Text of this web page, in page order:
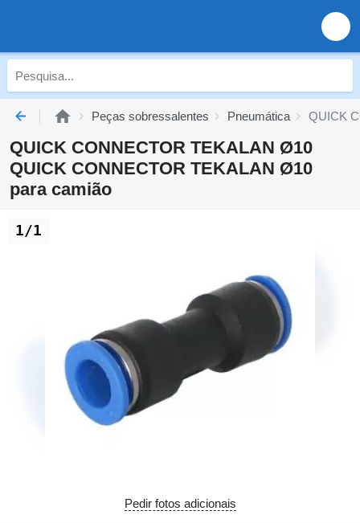
Peças sobressalentes Pneumática QUICK
QUICK CONNECTOR TEKALAN Ø10
QUICK CONNECTOR TEKALAN Ø10
para camião
1/1
Pedir fotos adicionais